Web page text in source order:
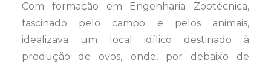
Com formação em Engenharia Zootécnica,
fascinado pelo campo e pelos animais,
idealizava um local idílico destinado à
produção de ovos, onde, por debaixo de